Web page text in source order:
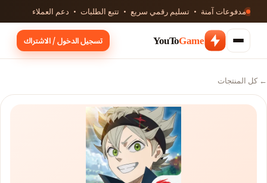
مدفوعات آمنة · تسليم رقمي سريع · تتبع الطلبات · دعم العملاء
YouToGame تسجيل الدخول / الاشتراك
← كل المنتجات